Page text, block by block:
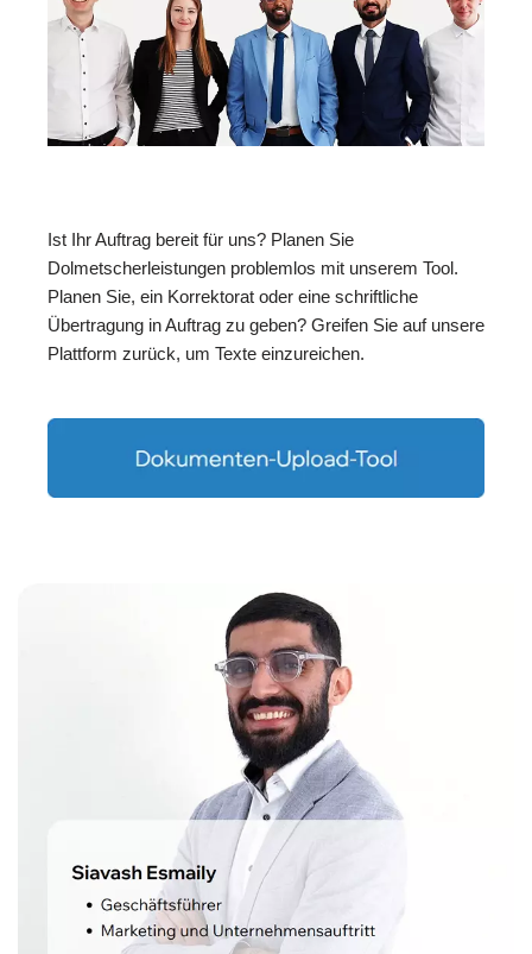
Ist Ihr Auftrag bereit für uns? Planen Sie
Dolmetscherleistungen problemlos mit unserem Tool.
Planen Sie, ein Korrektorat oder eine schriftliche
Übertragung in Auftrag zu geben? Greifen Sie auf unsere
Plattform zurück, um Texte einzureichen.